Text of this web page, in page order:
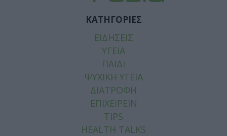
ΚΑΤΗΓΟΡΙΕΣ
ΕΙΔΗΣΕΙΣ
ΥΓΕΙΑ
ΠΑΙΔΙ
ΨΥΧΙΚΗ ΥΓΕΙΑ
ΔΙΑΤΡΟΦΗ
ΕΠΙΧΕΙΡΕΙΝ
TIPS
HEALTH TALKS